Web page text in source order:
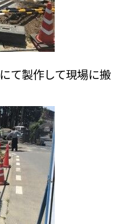
て製作して現場に搬